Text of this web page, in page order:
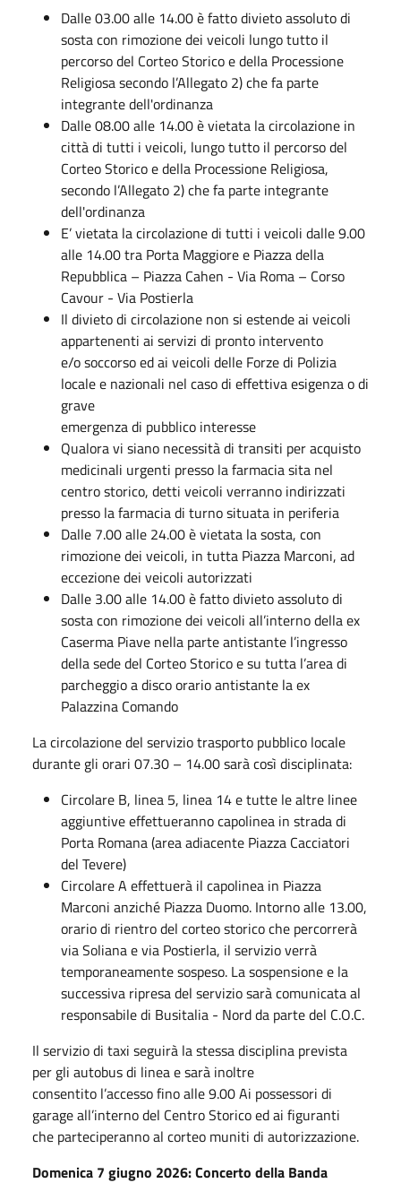
Dalle 03.00 alle 14.00 è fatto divieto assoluto di
sosta con rimozione dei veicoli lungo tutto il
percorso del Corteo Storico e della Processione
Religiosa secondo l’Allegato 2) che fa parte
integrante dell'ordinanza
Dalle 08.00 alle 14.00 è vietata la circolazione in
città di tutti i veicoli, lungo tutto il percorso del
Corteo Storico e della Processione Religiosa,
secondo l’Allegato 2) che fa parte integrante
dell'ordinanza
E’ vietata la circolazione di tutti i veicoli dalle 9.00
alle 14.00 tra Porta Maggiore e Piazza della
Repubblica – Piazza Cahen - Via Roma – Corso
Cavour - Via Postierla
Il divieto di circolazione non si estende ai veicoli
appartenenti ai servizi di pronto intervento
e/o soccorso ed ai veicoli delle Forze di Polizia
locale e nazionali nel caso di effettiva esigenza o di
grave
emergenza di pubblico interesse
Qualora vi siano necessità di transiti per acquisto
medicinali urgenti presso la farmacia sita nel
centro storico, detti veicoli verranno indirizzati
presso la farmacia di turno situata in periferia
Dalle 7.00 alle 24.00 è vietata la sosta, con
rimozione dei veicoli, in tutta Piazza Marconi, ad
eccezione dei veicoli autorizzati
Dalle 3.00 alle 14.00 è fatto divieto assoluto di
sosta con rimozione dei veicoli all’interno della ex
Caserma Piave nella parte antistante l’ingresso
della sede del Corteo Storico e su tutta l’area di
parcheggio a disco orario antistante la ex
Palazzina Comando
La circolazione del servizio trasporto pubblico locale
durante gli orari 07.30 – 14.00 sarà così disciplinata:
Circolare B, linea 5, linea 14 e tutte le altre linee
aggiuntive effettueranno capolinea in strada di
Porta Romana (area adiacente Piazza Cacciatori
del Tevere)
Circolare A effettuerà il capolinea in Piazza
Marconi anziché Piazza Duomo. Intorno alle 13.00,
orario di rientro del corteo storico che percorrerà
via Soliana e via Postierla, il servizio verrà
temporaneamente sospeso. La sospensione e la
successiva ripresa del servizio sarà comunicata al
responsabile di Busitalia - Nord da parte del C.O.C.
Il servizio di taxi seguirà la stessa disciplina prevista
per gli autobus di linea e sarà inoltre
consentito l’accesso fino alle 9.00 Ai possessori di
garage all’interno del Centro Storico ed ai figuranti
che parteciperanno al corteo muniti di autorizzazione.
Domenica 7 giugno 2026: Concerto della Banda